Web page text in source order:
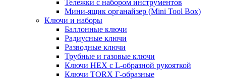
Тележки с набором инструментов
Мини-ящик органайзер (Mini Tool Box)
Ключи и наборы
Баллонные ключи
Радиусные ключи
Разводные ключи
Трубные и газовые ключи
Ключи HEX с L-образной рукояткой
Ключи TORX Г-образные